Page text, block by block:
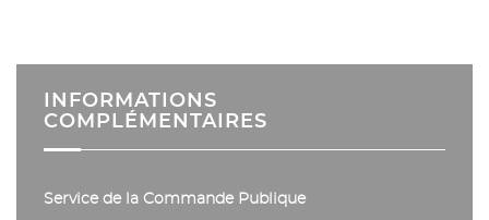
INFORMATIONS
COMPLÉMENTAIRES
Service de la Commande Publique